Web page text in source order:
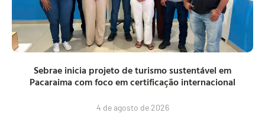
Sebrae inicia projeto de turismo sustentável em
Pacaraima com foco em certificação internacional
4 de agosto de 2026